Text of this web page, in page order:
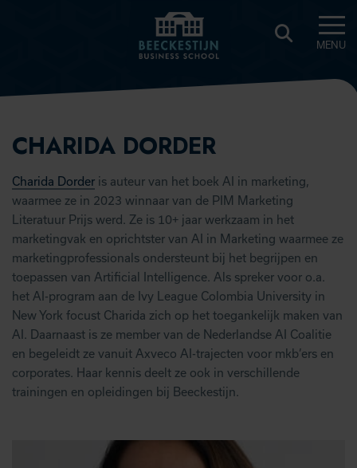
BEECKESTIJN
MENU
CHARIDA DORDER
Charida Dorder is auteur van het boek AI in marketing,
waarmee ze in 2023 winnaar van de PIM Marketing
Literatuur Prijs werd. Ze is 10+ jaar werkzaam in het
marketingvak en oprichtster van AI in Marketing waarmee ze
marketingprofessionals ondersteunt bij het begrijpen en
toepassen van Artificial Intelligence. Als spreker voor o.a.
het AI-program aan de Ivy League Colombia University in
New York focust Charida zich op het toegankelijk maken van
AI. Daarnaast is ze member van de Nederlandse AI Coalitie
en begeleidt ze vanuit Axveco AI-trajecten voor mkb’ers en
corporates. Haar kennis deelt ze ook in verschillende
trainingen en opleidingen bij Beeckestijn.